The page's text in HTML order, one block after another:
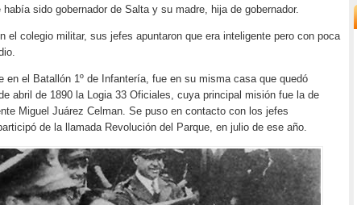
había sido gobernador de Salta y su madre, hija de gobernador.
el colegio militar, sus jefes apuntaron que era inteligente pero con poca
en el Batallón 1º de Infantería, fue en su misma casa que quedó
abril de 1890 la Logia 33 Oficiales, cuya principal misión fue la de
Miguel Juárez Celman. Se puso en contacto con los jefes
de la llamada Revolución del Parque, en julio de ese año.